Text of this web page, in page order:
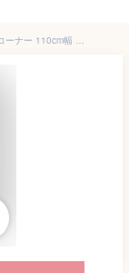
エア・リゾーム テレビ台 テレビボード ハイタイプ コーナー 110cm幅 コンパクト コーナー対応ハイタイプテレビボードLAGOM (ラーゴム) ブラウン